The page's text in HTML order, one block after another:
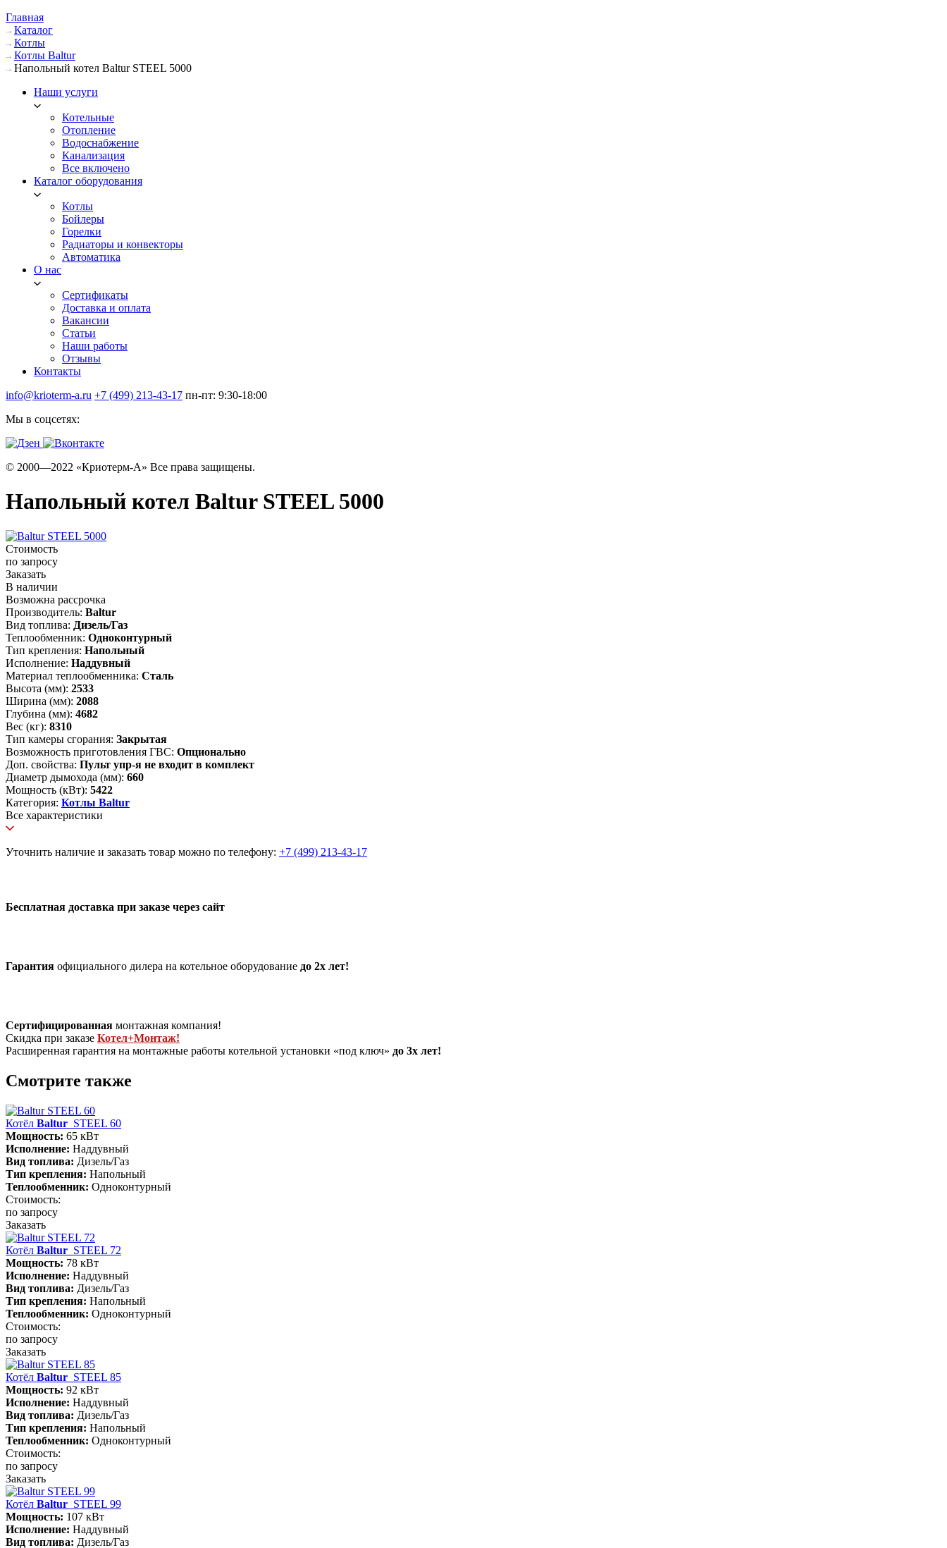
Главная
Каталог
Котлы
Котлы Baltur
Напольный котел Baltur STEEL 5000
Наши услуги
Котельные
Отопление
Водоснабжение
Канализация
Все включено
Каталог оборудования
Котлы
Бойлеры
Горелки
Радиаторы и конвекторы
Автоматика
О нас
Сертификаты
Доставка и оплата
Вакансии
Статьи
Наши работы
Отзывы
Контакты
info@krioterm-a.ru +7 (499) 213-43-17 пн-пт: 9:30-18:00
Мы в соцсетях:
© 2000—2022 «Криотерм-А» Все права защищены.
Напольный котел Baltur STEEL 5000
Стоимость
по запросу
Заказать
В наличии
Возможна рассрочка
Производитель: Baltur
Вид топлива: Дизель/Газ
Теплообменник: Одноконтурный
Тип крепления: Напольный
Исполнение: Наддувный
Материал теплообменника: Сталь
Высота (мм): 2533
Ширина (мм): 2088
Глубина (мм): 4682
Вес (кг): 8310
Тип камеры сгорания: Закрытая
Возможность приготовления ГВС: Опционально
Доп. свойства: Пульт упр-я не входит в комплект
Диаметр дымохода (мм): 660
Мощность (кВт): 5422
Категория: Котлы Baltur
Все характеристики
Уточнить наличие и заказать товар можно по телефону: +7 (499) 213-43-17
Бесплатная доставка при заказе через сайт
Гарантия официального дилера на котельное оборудование до 2х лет!
Сертифицированная монтажная компания!
Скидка при заказе Котел+Монтаж!
Расширенная гарантия на монтажные работы котельной установки «под ключ» до 3х лет!
Смотрите также
Котёл Baltur STEEL 60
Мощность: 65 кВт
Исполнение: Наддувный
Вид топлива: Дизель/Газ
Тип крепления: Напольный
Теплообменник: Одноконтурный
Стоимость:
по запросу
Заказать
Котёл Baltur STEEL 72
Мощность: 78 кВт
Исполнение: Наддувный
Вид топлива: Дизель/Газ
Тип крепления: Напольный
Теплообменник: Одноконтурный
Стоимость:
по запросу
Заказать
Котёл Baltur STEEL 85
Мощность: 92 кВт
Исполнение: Наддувный
Вид топлива: Дизель/Газ
Тип крепления: Напольный
Теплообменник: Одноконтурный
Стоимость:
по запросу
Заказать
Котёл Baltur STEEL 99
Мощность: 107 кВт
Исполнение: Наддувный
Вид топлива: Дизель/Газ